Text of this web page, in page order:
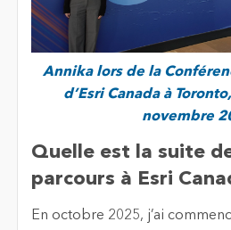
Annika lors de la
d’Esri Canada à
novembre
Quelle est la suite
parcours à Esri
En octobre 2025, j’ai